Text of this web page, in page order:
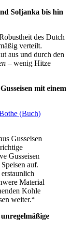
Soljanka bis hin
des Dutch
verteilt.
aus und durch den
– wenig Hitze
mit einem
(Buch)
Gusseisen
Gusseisen
auf.
Material
Kohle
weiter.“